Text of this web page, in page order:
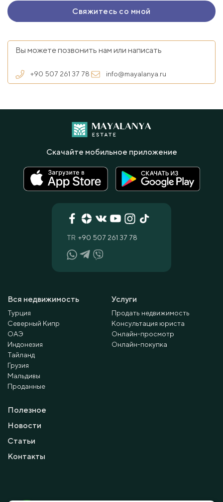
Вы можете позвонить нам или написать
+90 507 261 37 78 info@mayalanya.ru
Вся недвижимость
Турция
Северный Кипр
ОАЭ
Индонезия
Тайланд
Грузия
Мальдивы
Проданные
Услуги
Продать недвижимость
Консультация юриста
Онлайн-просмотр
Онлайн-покупка
Полезное
Новости
Статьи
Контакты
TR +90 507 261 37 78
Скачайте мобильное приложение